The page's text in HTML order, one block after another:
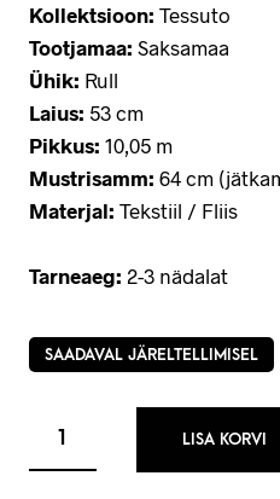
Kollektsioon: Tessuto
Tootjamaa: Saksamaa
Ühik: Rull
Laius: 53 cm
Pikkus: 10,05 m
Mustrisamm: 64 cm
Materjal: Tekstiil / Fliis
Tarneaeg: 2-3 nädalat
SAADAVAL JÄRELTELLIMISEL
LISA KORVI